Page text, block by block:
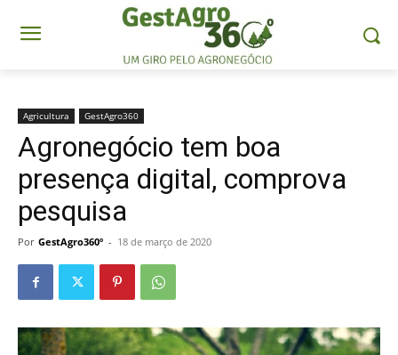
Agricultura GestAgro360
Agronegócio tem boa
presença digital, comprova
pesquisa
Por GestAgro360º - 18 de março de 2020